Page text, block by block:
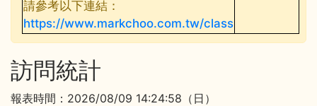
請參考以下連結：
https://www.markchoo.com.tw/class
訪問統計
報表時間：2026/08/09 14:24:58（日）